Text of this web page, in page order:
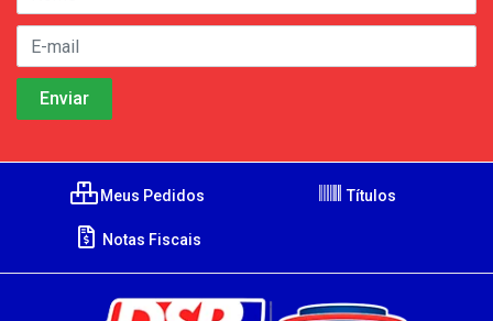
Meus Pedidos Títulos
Notas Fiscais